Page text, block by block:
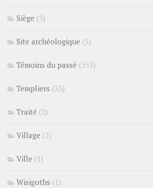
Siège (3)
Site archéologique (5)
Témoins du passé (353)
Templiers (33)
Traité (2)
Village (2)
Ville (1)
Wisigoths (1)